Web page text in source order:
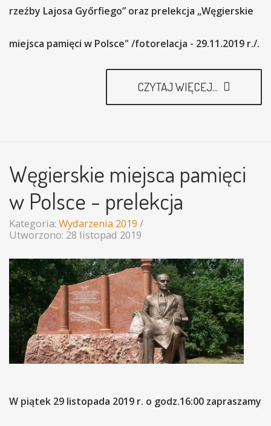
rzeźby Lajosa Győrfiego” oraz prelekcja „Węgierskie
miejsca pamięci w Polsce" /fotorelacja - 29.11.2019 r./.
CZYTAJ WIĘCEJ...
Węgierskie miejsca pamięci
w Polsce - prelekcja
Kategoria: Wydarzenia 2019
Utworzono: 28 listopad 2019
W piątek 29 listopada 2019 r. o godz.16:00 zapraszamy